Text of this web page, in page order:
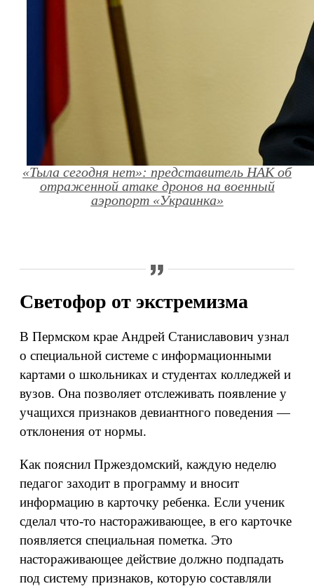
«Тыла сегодня нет»: представитель НАК об
отраженной атаке дронов на военный
аэропорт «Украинка»
Светофор от экстремизма
В Пермском крае Андрей Станиславович узнал
о специальной системе с информационными
картами о школьниках и студентах колледжей и
вузов. Она позволяет отслеживать появление у
учащихся признаков девиантного поведения —
отклонения от нормы.
Как пояснил Пржездомский, каждую неделю
педагог заходит в программу и вносит
информацию в карточку ребенка. Если ученик
сделал что-то настораживающее, в его карточке
появляется специальная пометка. Это
настораживающее действие должно подпадать
под систему признаков, которую составляли